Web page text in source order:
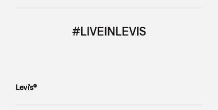
#LIVEINLEVIS
Levi’s®